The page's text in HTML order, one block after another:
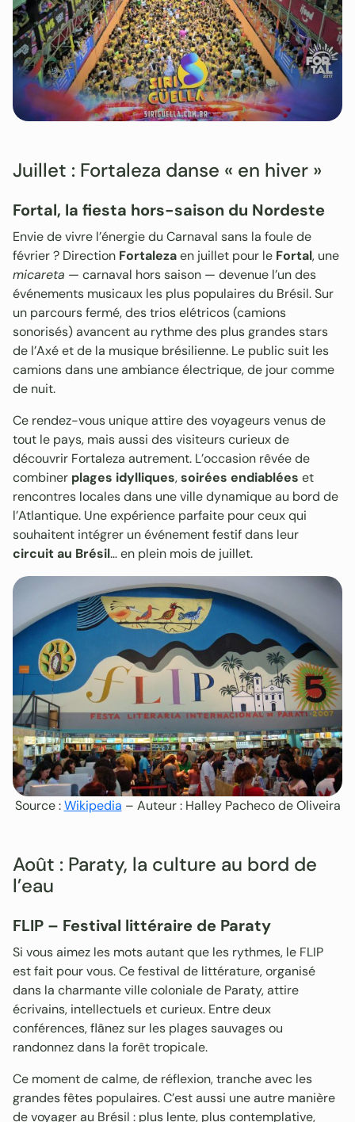
Juillet : Fortaleza danse « en hiver »
Fortal, la fiesta hors-saison du Nordeste
Envie de vivre l’énergie du Carnaval sans la foule de
février ? Direction Fortalezaen juillet pour le Fortal, une
micareta — carnaval hors saison — devenue l’un des
événements musicaux les plus populaires du Brésil. Sur
un parcours fermé, des trios elétricos (camions
sonorisés) avancent au rythme des plus grandes stars
de l’Axé et de la musique brésilienne. Le public suit les
camions dans une ambiance électrique, de jour comme
de nuit.
Ce rendez-vous unique attire des voyageurs venus de
tout le pays, mais aussi des visiteurs curieux de
découvrir Fortaleza autrement. L’occasion rêvée de
combiner plages idylliques,soirées endiablées et
rencontres locales dans une ville dynamique au bord de
l’Atlantique. Une expérience parfaite pour ceux qui
souhaitent intégrer un événement festif dans leur
circuit au Brésil… en plein mois de juillet.
Source :Wikipedia – Auteur : Halley Pacheco de Oliveira
Août : Paraty, la culture au bord de
l’eau
FLIP – Festival littéraire de Paraty
Si vous aimez les mots autant que les rythmes, le FLIP
est fait pour vous. Ce festival de littérature, organisé
dans la charmante ville coloniale de Paraty, attire
écrivains, intellectuels et curieux. Entre deux
conférences, flânez sur les plages sauvages ou
randonnez dans la forêt tropicale.
Ce moment de calme, de réflexion, tranche avec les
grandes fêtes populaires. C’est aussi une autre manière
de voyager au Brésil : plus lente, plus contemplative,